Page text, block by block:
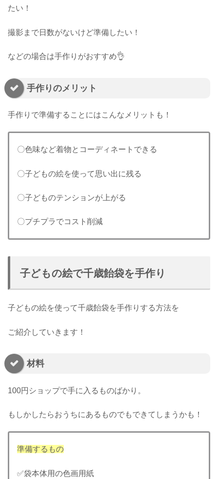
たい！
撮影まで日数がないけど準備したい！
などの場合は手作りがおすすめ👌
手作りのメリット
手作りで準備することにはこんなメリットも！
〇色味など着物とコーディネートできる
〇子どもの絵を使って思い出に残る
〇子どものテンションが上がる
〇プチプラでコスト削減
子どもの絵で千歳飴袋を手作り
子どもの絵を使って千歳飴袋を手作りする方法を
ご紹介していきます！
材料
100円ショップで手に入るものばかり。
もしかしたらおうちにあるものでもできてしまうかも！
準備するもの
✅袋本体用の色画用紙